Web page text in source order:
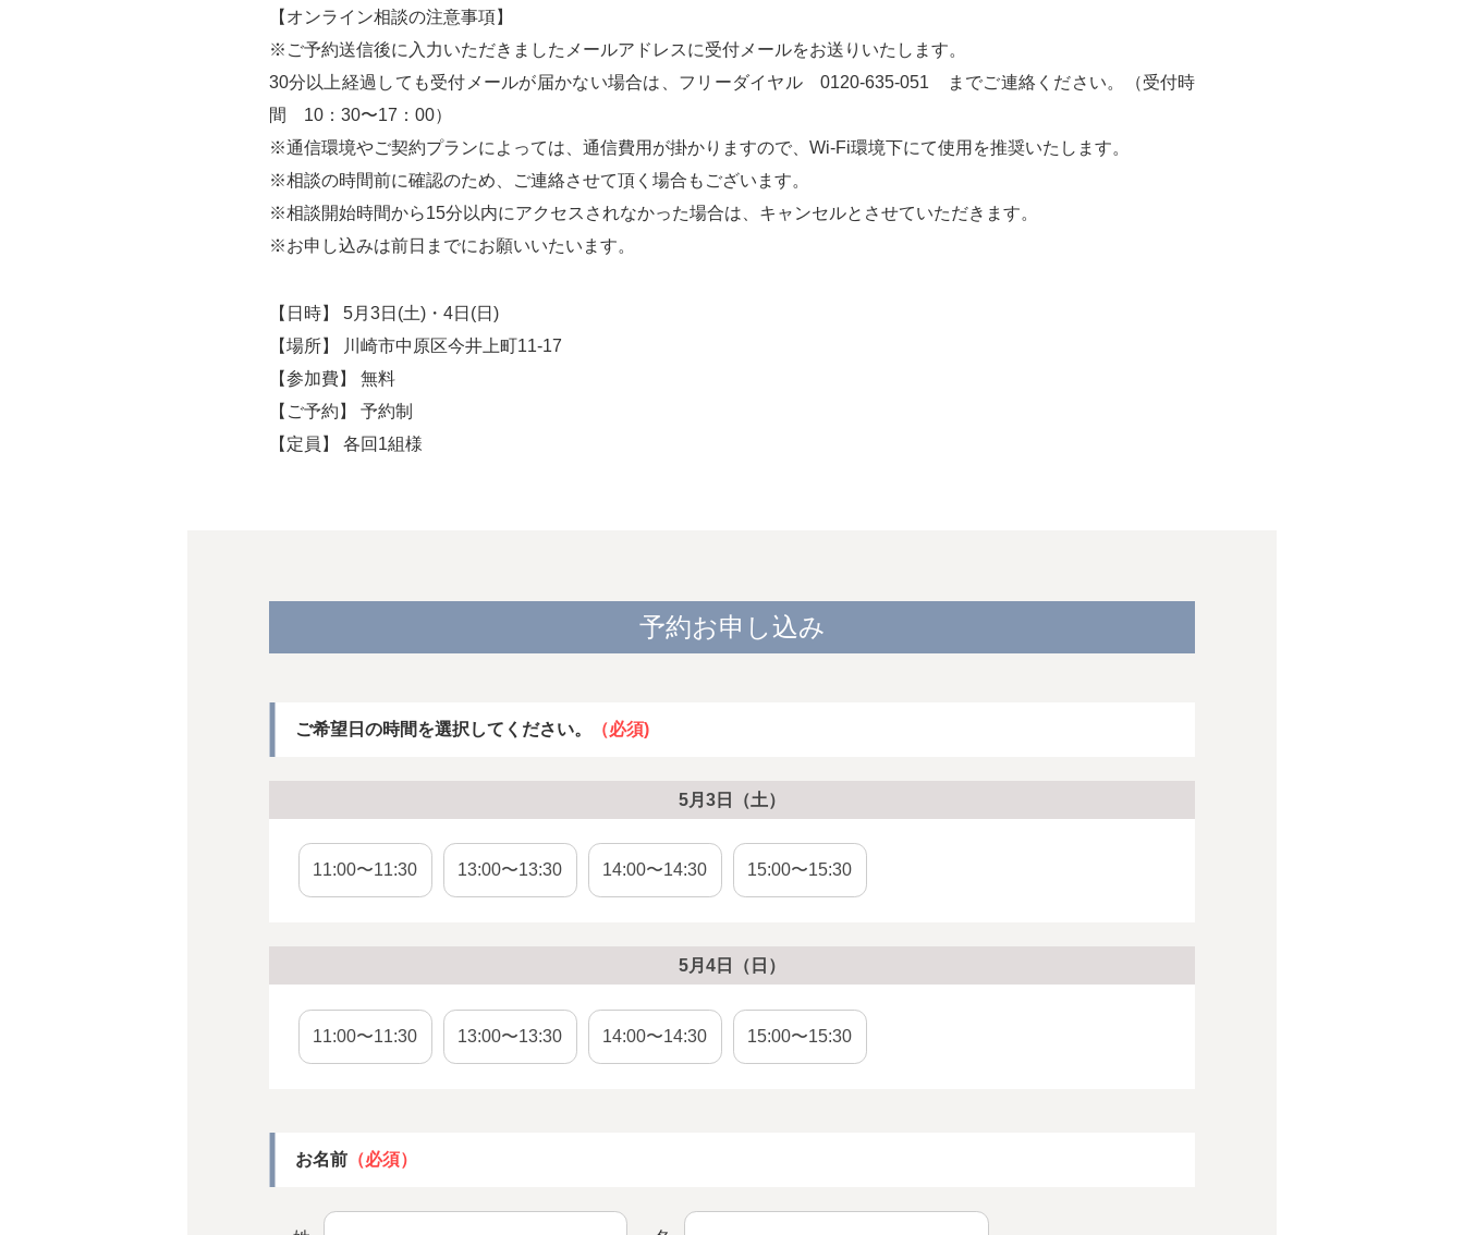
【オンライン相談の注意事項】
※ご予約送信後に入力いただきましたメールアドレスに受付メールをお送りいたします。
30分以上経過しても受付メールが届かない場合は、フリーダイヤル 0120-635-051 までご連絡ください。（受付時
間 10：30〜17：00）
※通信環境やご契約プランによっては、通信費用が掛かりますので、Wi-Fi環境下にて使用を推奨いたします。
※相談の時間前に確認のため、ご連絡させて頂く場合もございます。
※相談開始時間から15分以内にアクセスされなかった場合は、キャンセルとさせていただきます。
※お申し込みは前日までにお願いいたいます。
【日時】
5月3日(土)・4日(日)
【場所】
川崎市中原区今井上町11-17
【参加費】
無料
【ご予約】
予約制
【定員】
各回1組様
予約お申し込み
ご希望日の時間を選択してください。 （必須)
5月3日（土）
11:00〜11:30 13:00〜13:30 14:00〜14:30 15:00〜15:30
5月4日（日）
11:00〜11:30 13:00〜13:30 14:00〜14:30 15:00〜15:30
お名前（必須）